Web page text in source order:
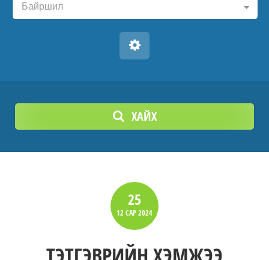
Байршил
ХАЙХ
25
12 САР2024